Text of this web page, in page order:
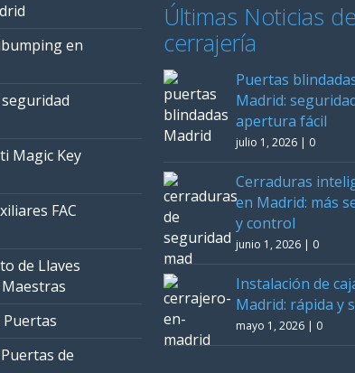
en
Magic Key
FAC
de Llaves
de
Últimas Noticias de
cerrajería
Puertas
Madrid:
apertura fácil
julio 1, 2026 | 0
Cerraduras
en Madrid: más
y control
junio 1, 2026 | 0
Instalación de
Madrid: rápida y
mayo 1, 2026 | 0